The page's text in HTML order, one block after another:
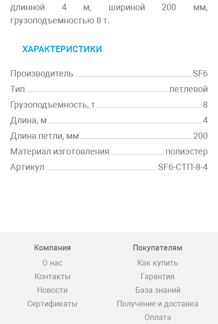
длинной 4 м, шириной 200 мм,
грузоподъемностью 8 т.
ХАРАКТЕРИСТИКИ
Производитель
SF6
Тип
петлевой
Грузоподъемность, т
8
Длина, м
4
Длина петли, мм
200
Материал изготовления
полиэстер
Артикул
SF6-СТП-8-4
Компания
О нас
Контакты
Новости
Сертификаты
Покупателям
Как купить
Гарантия
База знаний
Получение и доставка
Оплата